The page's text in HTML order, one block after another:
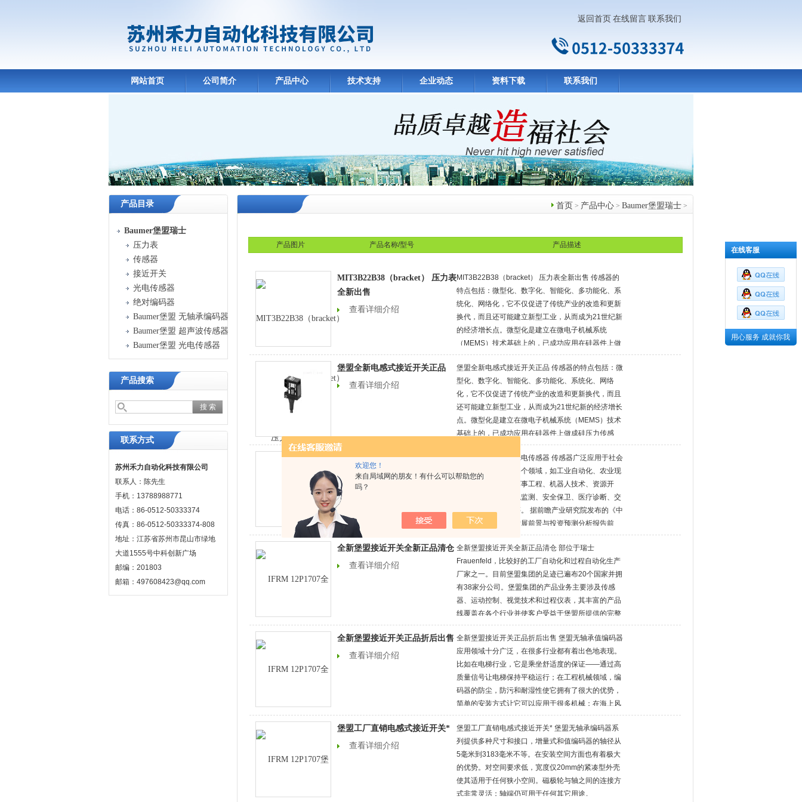
欢迎您！
来自局域网的朋友！有什么可以帮助您的
吗？
返回首页 在线留言 联系我们
网站首页 公司简介 产品中心 技术支持 企业动态 资料下载 联系我们
产品目录
Baumer堡盟瑞士
压力表
传感器
接近开关
光电传感器
绝对编码器
Baumer堡盟 无轴承编码器
Baumer堡盟 超声波传感器
Baumer堡盟 光电传感器
产品搜索
联系方式
苏州禾力自动化科技有限公司
联系人：陈先生
手机：13788988771
电话：86-0512-50333374
传真：86-0512-50333374-808
地址：江苏省苏州市昆山市绿地
大道1555号中科创新广场
邮编：201803
邮箱：497608423@qq.com
首页 > 产品中心 > Baumer堡盟瑞士 >
产品图片 产品名称/型号 产品描述
MIT3B22B38（bracket） 压力表
全新出售
查看详细介绍
MIT3B22B38（bracket） 压力表全新出售 传感器的
特点包括：微型化、数字化、智能化、多功能化、系
统化、网络化，它不仅促进了传统产业的改造和更新
换代，而且还可能建立新型工业，从而成为21世纪新
的经济增长点。微型化是建立在微电子机械系统
（MEMS）技术基础上的，已成功应用在硅器件上做
成硅压力传感器。
堡盟全新电感式接近开关正品
查看详细介绍
堡盟全新电感式接近开关正品 传感器的特点包括：微
型化、数字化、智能化、多功能化、系统化、网络
化，它不仅促进了传统产业的改造和更新换代，而且
还可能建立新型工业，从而成为21世纪新的经济增长
点。微型化是建立在微电子机械系统（MEMS）技术
基础上的，已成功应用在硅器件上做成硅压力传感
器。 接近传感器工程项目，是代替限位开关等接触式
检测方式，以无需接触检测对象进行检测为目的的传
感器的总称。 接近传感器
堡盟全新漫反射式光电传感器
查看详细介绍
堡盟全新漫反射式光电传感器 传感器广泛应用于社会
发展及人类生活的各个领域，如工业自动化、农业现
代化、航天技术、军事工程、机器人技术、资源开
发、海洋探测、环境监测、安全保卫、医疗诊断、交
通运输、家用电器等。 据前瞻产业研究院发布的《中
国传感器制造行业发展前景与投资预测分析报告前
瞻》显示，近年来，国内传感器应用主要分布在机械
设备制造、家用电器、科学仪器仪表、医疗卫生、通
信电子以及汽车等领域。
全新堡盟接近开关全新正品清仓
查看详细介绍
全新堡盟接近开关全新正品清仓 部位于瑞士
Frauenfeld，比较好的工厂自动化和过程自动化生产
厂家之一。目前堡盟集团的足迹已遍布20个国家并拥
有38家分公司。堡盟集团的产品业务主要涉及传感
器、运动控制、视觉技术和过程仪表，其丰富的产品
线覆盖在各个行业并使客户受益于堡盟所提供的完整
咨询和可靠服务的平台。
全新堡盟接近开关正品折后出售
查看详细介绍
全新堡盟接近开关正品折后出售 堡盟无轴承值编码器
应用领域十分广泛，在很多行业都有着出色地表现。
比如在电梯行业，它是乘坐舒适度的保证——通过高
质量信号让电梯保持平稳运行；在工程机械领域，编
码器的防尘，防污和耐湿性使它拥有了很大的优势，
简单的安装方式让它可以应用于很多机械；在海上风
力发电方面，它的抗损性可以大大节约维护成本。
堡盟工厂直销电感式接近开关*
查看详细介绍
堡盟工厂直销电感式接近开关* 堡盟无轴承编码器系
列提供多种尺寸和接口，增量式和值编码器的轴径从
5毫米到3183毫米不等。在安装空间方面也有着极大
的优势。对空间要求低，宽度仅20mm的紧凑型外壳
使其适用于任何狭小空间。磁极轮与轴之间的连接方
式非常灵活；轴端仍可用于任何其它用途。
在线客服
用心服务 成就你我